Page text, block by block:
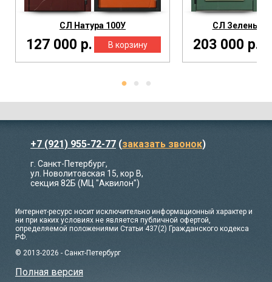
СЛ Натура 100У
127 000 р.
СЛ Зеленый
203 000 р.
+7 (921) 955-72-77 (заказать звонок)
г. Санкт-Петербург,
ул. Новолитовская 15, кор В,
секция 82Б (МЦ "Аквилон")
Интернет-ресурс носит исключительно информационный характер и
ни при каких условиях не является публичной офертой,
определяемой положениями Статьи 437(2) Гражданского кодекса
РФ.
© 2013-2026 - Санкт-Петербург
Полная версия